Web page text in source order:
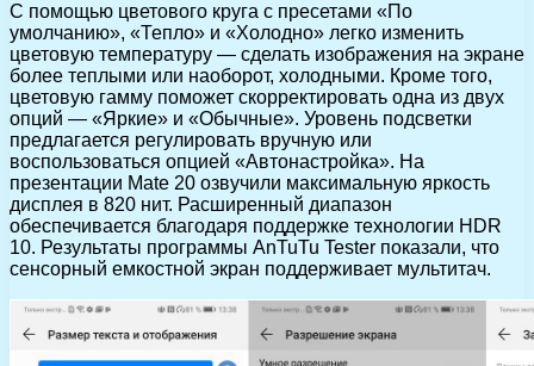
С помощью цветового круга с пресетами «По
умолчанию», «Тепло» и «Холодно» легко изменить
цветовую температуру — сделать изображения на экране
более теплыми или наоборот, холодными. Кроме того,
цветовую гамму поможет скорректировать одна из двух
опций — «Яркие» и «Обычные». Уровень подсветки
предлагается регулировать вручную или
воспользоваться опцией «Автонастройка». На
презентации Mate 20 озвучили максимальную яркость
дисплея в 820 нит. Расширенный диапазон
обеспечивается благодаря поддержке технологии HDR
10. Результаты программы AnTuTu Tester показали, что
сенсорный емкостной экран поддерживает мультитач.